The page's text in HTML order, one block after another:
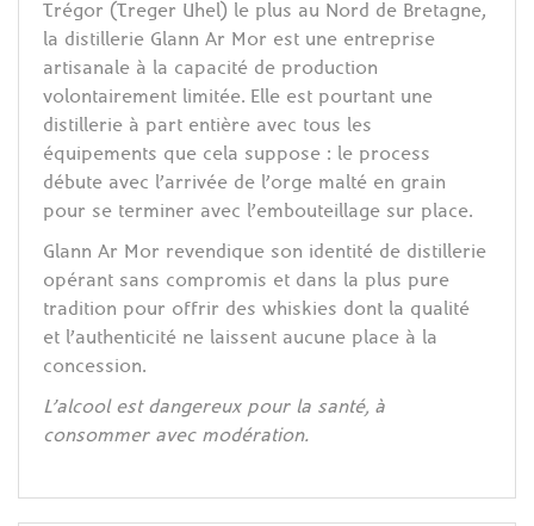
Trégor (Treger Uhel) le plus au Nord de Bretagne,
la distillerie Glann Ar Mor est une entreprise
artisanale à la capacité de production
volontairement limitée. Elle est pourtant une
distillerie à part entière avec tous les
équipements que cela suppose : le process
débute avec l’arrivée de l’orge malté en grain
pour se terminer avec l’embouteillage sur place.
Glann Ar Mor revendique son identité de distillerie
opérant sans compromis et dans la plus pure
tradition pour offrir des whiskies dont la qualité
et l’authenticité ne laissent aucune place à la
concession.
L’alcool est dangereux pour la santé, à
consommer avec modération.